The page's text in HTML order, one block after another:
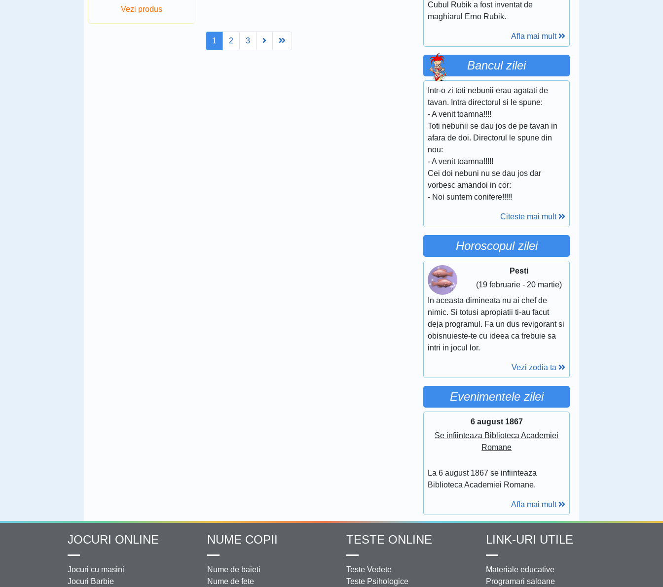
Vezi produs
1 2 3 Next
Cubul Rubik a fost inventat de
maghiarul Erno Rubik.
Afla mai mult
Bancul zilei
Intr-o zi toti nebunii erau agatati de
tavan. Intra directorul si le spune:
- A venit toamna!!!!
Toti nebunii se dau jos de pe tavan in
afara de doi. Directorul le spune din
nou:
- A venit toamna!!!!!
Cei doi nebuni nu se dau jos dar
vorbesc amandoi in cor:
- Noi suntem conifere!!!!!
Citeste mai mult
Horoscopul zilei
Pesti
(19 februarie - 20 martie)
In aceasta dimineata nu ai chef de
nimic. Si totusi apropiatii ti-au facut
deja programul. Fa un dus revigorant si
obisnuieste-te cu ideea ca trebuie sa
intri in jocul lor.
Vezi zodia ta
Evenimentele zilei
6 august 1867
Se infiinteaza Biblioteca Academiei
Romane
La 6 august 1867 se infiinteaza
Biblioteca Academiei Romane.
Afla mai mult
JOCURI ONLINE
Jocuri cu masini
Jocuri Barbie
NUME COPII
Nume de baieti
Nume de fete
TESTE ONLINE
Teste Vedete
Teste Psihologice
LINK-URI UTILE
Materiale educative
Programari saloane